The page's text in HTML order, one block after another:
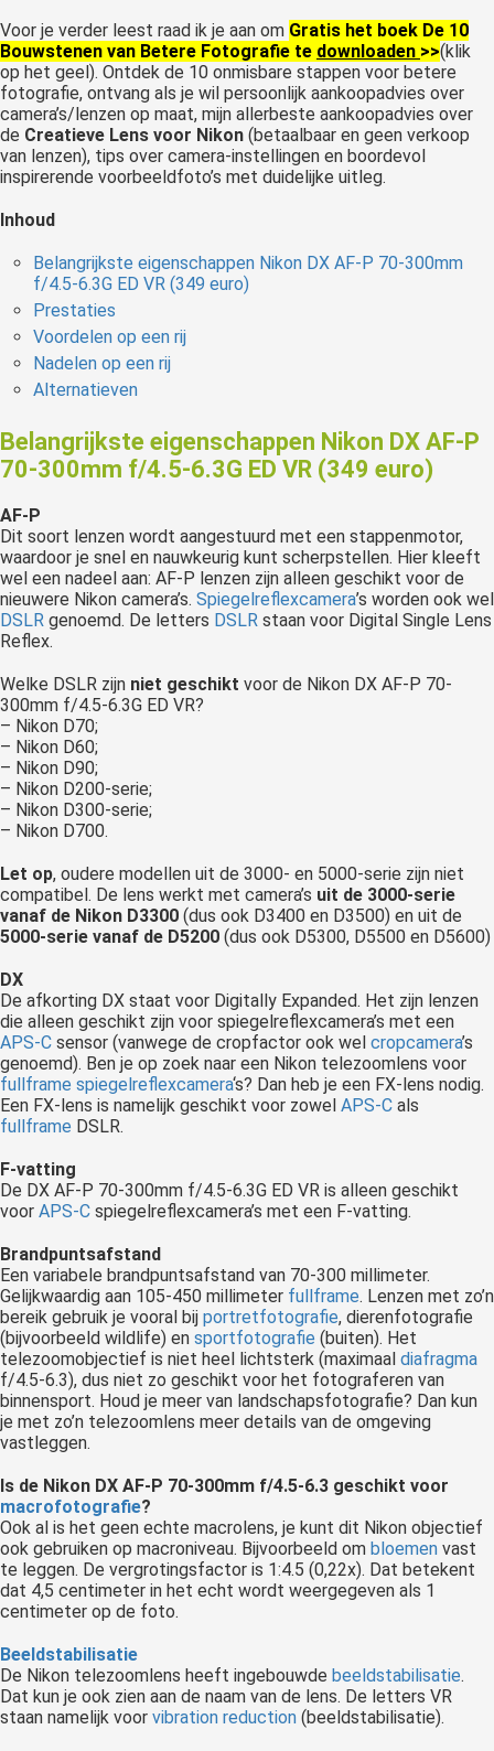
Voor je verder leest raad ik je aan om Gratis het boek De 10
Bouwstenen van Betere Fotografie te downloaden >>(klik
op het geel). Ontdek de 10 onmisbare stappen voor betere
fotografie, ontvang als je wil persoonlijk aankoopadvies over
camera’s/lenzen op maat, mijn allerbeste aankoopadvies over
de Creatieve Lens voor Nikon (betaalbaar en geen verkoop
van lenzen), tips over camera-instellingen en boordevol
inspirerende voorbeeldfoto’s met duidelijke uitleg.
Inhoud
Belangrijkste eigenschappen Nikon DX AF-P 70-300mm
f/4.5-6.3G ED VR (349 euro)
Prestaties
Voordelen op een rij
Nadelen op een rij
Alternatieven
Belangrijkste eigenschappen Nikon DX AF-P
70-300mm f/4.5-6.3G ED VR (349 euro)
AF-P
Dit soort lenzen wordt aangestuurd met een stappenmotor,
waardoor je snel en nauwkeurig kunt scherpstellen. Hier kleeft
wel een nadeel aan: AF-P lenzen zijn alleen geschikt voor de
nieuwere Nikon camera’s. Spiegelreflexcamera’s worden ook wel
DSLR genoemd. De letters DSLR staan voor Digital Single Lens
Reflex.
Welke DSLR zijn niet geschikt voor de Nikon DX AF-P 70-
300mm f/4.5-6.3G ED VR?
– Nikon D70;
– Nikon D60;
– Nikon D90;
– Nikon D200-serie;
– Nikon D300-serie;
– Nikon D700.
Let op, oudere modellen uit de 3000- en 5000-serie zijn niet
compatibel. De lens werkt met camera’s uit de 3000-serie
vanaf de Nikon D3300 (dus ook D3400 en D3500) en uit de
5000-serie vanaf de D5200 (dus ook D5300, D5500 en D5600)
DX
De afkorting DX staat voor Digitally Expanded. Het zijn lenzen
die alleen geschikt zijn voor spiegelreflexcamera’s met een
APS-C sensor (vanwege de cropfactor ook wel cropcamera’s
genoemd). Ben je op zoek naar een Nikon telezoomlens voor
fullframe spiegelreflexcamera‘s? Dan heb je een FX-lens nodig.
Een FX-lens is namelijk geschikt voor zowel APS-C als
fullframe DSLR.
F-vatting
De DX AF-P 70-300mm f/4.5-6.3G ED VR is alleen geschikt
voor APS-C spiegelreflexcamera’s met een F-vatting.
Brandpuntsafstand
Een variabele brandpuntsafstand van 70-300 millimeter.
Gelijkwaardig aan 105-450 millimeter fullframe. Lenzen met zo’n
bereik gebruik je vooral bij portretfotografie, dierenfotografie
(bijvoorbeeld wildlife) en sportfotografie (buiten). Het
telezoomobjectief is niet heel lichtsterk (maximaal diafragma
f/4.5-6.3), dus niet zo geschikt voor het fotograferen van
binnensport. Houd je meer van landschapsfotografie? Dan kun
je met zo’n telezoomlens meer details van de omgeving
vastleggen.
Is de Nikon DX AF-P 70-300mm f/4.5-6.3 geschikt voor
macrofotografie?
Ook al is het geen echte macrolens, je kunt dit Nikon objectief
ook gebruiken op macroniveau. Bijvoorbeeld om bloemen vast
te leggen. De vergrotingsfactor is 1:4.5 (0,22x). Dat betekent
dat 4,5 centimeter in het echt wordt weergegeven als 1
centimeter op de foto.
Beeldstabilisatie
De Nikon telezoomlens heeft ingebouwde beeldstabilisatie.
Dat kun je ook zien aan de naam van de lens. De letters VR
staan namelijk voor vibration reduction (beeldstabilisatie).